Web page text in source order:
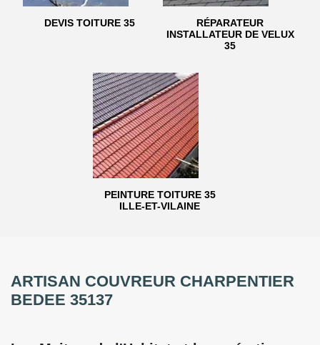
DEVIS TOITURE 35
RÉPARATEUR
INSTALLATEUR DE VELUX
35
PEINTURE TOITURE 35
ILLE-ET-VILAINE
ARTISAN COUVREUR CHARPENTIER
BEDEE 35137